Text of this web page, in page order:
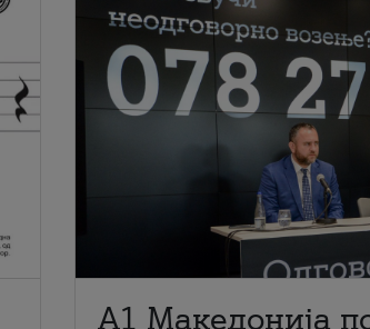
A1 Македонија